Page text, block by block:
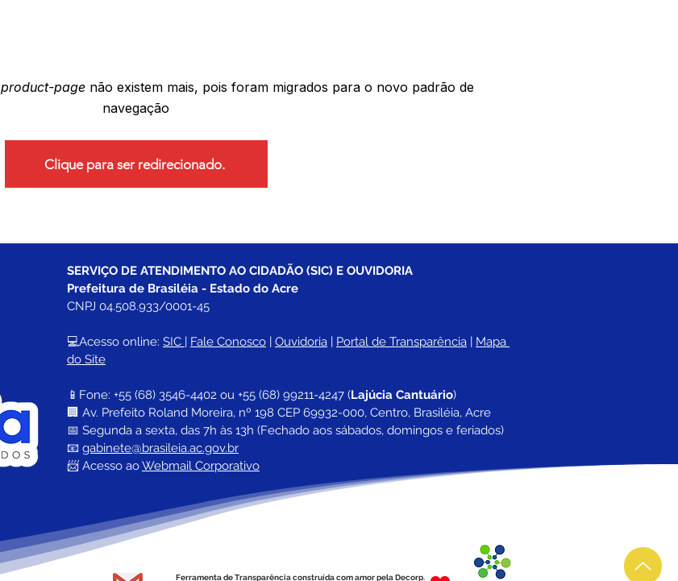
product-page não existem mais, pois foram migrados para o novo padrão de
navegação
Clique para ser redirecionado.
SERVIÇO DE ATENDIMENTO AO CIDADÃO (SIC) E OUVIDORIA
Prefeitura de Brasiléia - Estado do Acre
CNPJ 04.508.933/0001-45
💻Acesso online: SIC | Fale Conosco | Ouvidoria | Portal de Transparência | Mapa
do Site
📱Fone: +55 (68) 3546-4402 ou +55 (68) 99211-4247 (Lajúcia Cantuário)
🏢 Av. Prefeito Roland Moreira, nº 198 CEP 69932-000, Centro, Brasiléia, Acre
📅 Segunda a sexta, das 7h às 13h (Fechado aos sábados, domingos e feriados)
📧 gabinete@brasileia.ac.gov.br
📨 Acesso ao Webmail Corporativo
Ferramenta de Transparência construída com amor pela Decorp.